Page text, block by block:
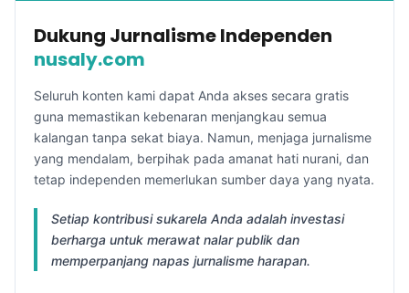
Dukung Jurnalisme Independen
nusaly.com
Seluruh konten kami dapat Anda akses secara gratis
guna memastikan kebenaran menjangkau semua
kalangan tanpa sekat biaya. Namun, menjaga jurnalisme
yang mendalam, berpihak pada amanat hati nurani, dan
tetap independen memerlukan sumber daya yang nyata.
Setiap kontribusi sukarela Anda adalah investasi
berharga untuk merawat nalar publik dan
memperpanjang napas jurnalisme harapan.